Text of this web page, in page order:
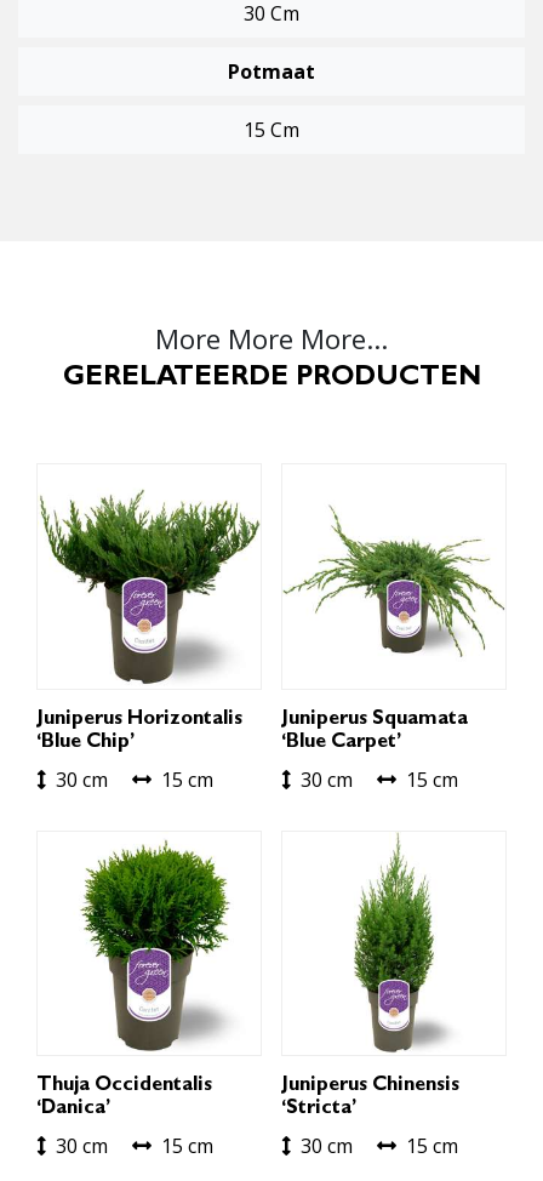
30 Cm
Potmaat
15 Cm
More More More...
GERELATEERDE PRODUCTEN
Juniperus Horizontalis
‘Blue Chip’
30 cm 15 cm
Juniperus Squamata
‘Blue Carpet’
30 cm 15 cm
Thuja Occidentalis
‘Danica’
30 cm 15 cm
Juniperus Chinensis
‘Stricta’
30 cm 15 cm